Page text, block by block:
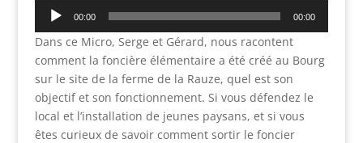
Lecteur
audio
00:00 00:00
Dans ce Micro, Serge et Gérard, nous racontent
comment la foncière élémentaire a été créé au Bourg
sur le site de la ferme de la Rauze, quel est son
objectif et son fonctionnement. Si vous défendez le
local et l’installation de jeunes paysans, et si vous
êtes curieux de savoir comment sortir le foncier